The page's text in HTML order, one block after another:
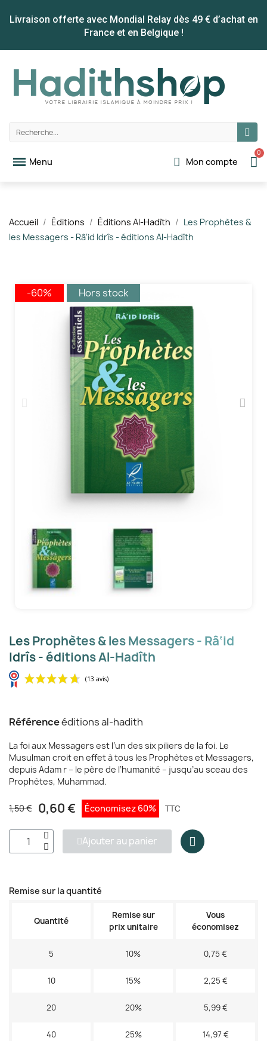
Livraison offerte avec Mondial Relay dès 49 € d’achat en
France et en Belgique !
Mon compte
Accueil Éditions Éditions Al-Hadîth
Les Prophètes &
les Messagers - Râ‘id Idrîs - éditions Al-Hadîth
-60% Hors stock
Les Prophètes & les Messagers - Râ‘id
Idrîs - éditions Al-Hadîth
(13 avis)
Référenceéditions al-hadith
La foi aux Messagers est l’un des six piliers de la foi. Le
Musulman croit en effet à tous les Prophètes et Messagers,
depuis Adam r – le père de l’humanité – jusqu’au sceau des
Prophètes, Muhammad.
1,50 € 0,60 € Économisez 60% TTC
Ajouter au panier
Remise sur la quantité
Quantité
Remise sur
prix unitaire
Vous
économisez
5 10% 0,75 €
10 15% 2,25 €
20 20% 5,99 €
40 25% 14,97 €